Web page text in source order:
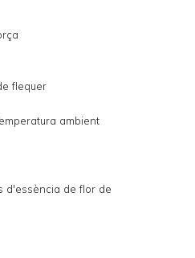
flequer
ambient
d'essència de flor de